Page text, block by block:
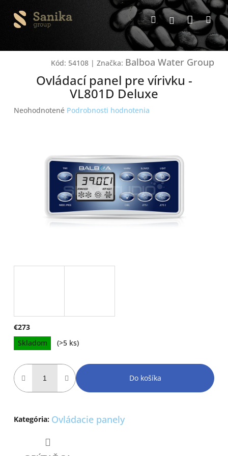
obsah
HľadaťPrihlásenie
košík
Kód: 54108 | Značka: Balboa Water Group
Ovládací panel pre vírivku -
VL801D Deluxe
Priemerné
Neohodnotené Podrobnosti hodnotenia
€273
Jednotková
cena:
Skladom (>5 ks)
Do košíka
Kategória: Ovládacie panely